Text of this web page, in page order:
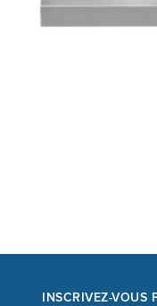
INSCRIVEZ-VOUS